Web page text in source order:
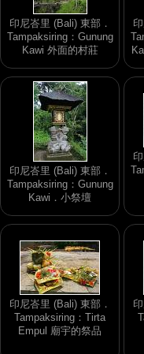
印尼峇里 (Bali) 東部．
Tampaksiring：Gunung
Kawi 外面的村莊
印尼峇里 (Bali) 東部．
Tampaksiring：Gunung
Kawi．小祭壇
印尼峇里 (Bali) 東部．
Tampaksiring：Tirta
Empul 廟宇的祭品